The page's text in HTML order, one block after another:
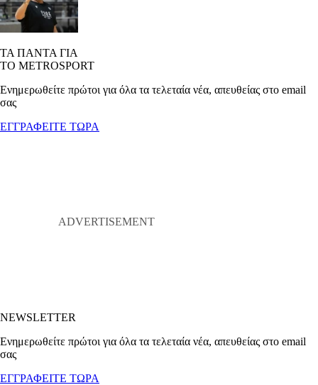
ΤΑ ΠΑΝΤΑ ΓΙΑ
ΤΟ METROSPORT
Ενημερωθείτε πρώτοι για όλα τα τελεταία νέα, απευθείας στο email
σας
ΕΓΓΡΑΦΕΙΤΕ ΤΩΡΑ
NEWSLETTER
Ενημερωθείτε πρώτοι για όλα τα τελεταία νέα, απευθείας στο email
σας
ΕΓΓΡΑΦΕΙΤΕ ΤΩΡΑ